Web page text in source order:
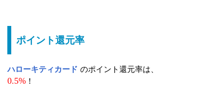
ポイント還元率
ハローキティカード のポイント還元率は、
0.5% ！